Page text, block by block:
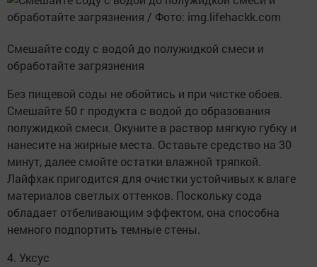
Смешайте соду с водой до полужидкой смеси и
обработайте загрязнения
Без пищевой соды не обойтись и при чистке обоев.
Смешайте 50 г продукта с водой до образования
полужидкой смеси. Окуните в раствор мягкую губку и
нанесите на жирные места. Оставьте средство на 30
минут, далее смойте остатки влажной тряпкой.
Лайфхак пригодится для очистки устойчивых к влаге
материалов светлых оттенков. Поскольку сода
обладает отбеливающим эффектом, она способна
немного подпортить темные стены.
4. Уксус